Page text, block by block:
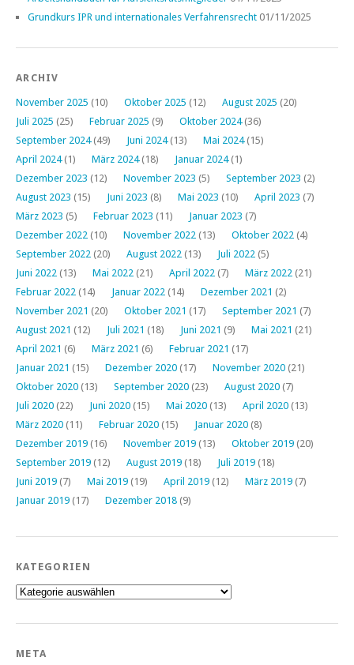
Grundkurs IPR und internationales Verfahrensrecht 01/11/2025
ARCHIV
November 2025 (10) Oktober 2025 (12) August 2025 (20)
Juli 2025 (25) Februar 2025 (9) Oktober 2024(36)
September 2024(49) Juni 2024(13) Mai 2024(15)
April 2024(1) März 2024(18) Januar 2024(1)
Dezember 2023 (12) November 2023 (5) September 2023 (2)
August 2023 (15) Juni 2023 (8) Mai 2023 (10) April 2023 (7)
März 2023 (5) Februar 2023 (11) Januar 2023 (7)
Dezember 2022 (10) November 2022 (13) Oktober 2022 (4)
September 2022 (20) August 2022 (13) Juli 2022 (5)
Juni 2022 (13) Mai 2022 (21) April 2022 (7) März 2022 (21)
Februar 2022 (14) Januar 2022 (14) Dezember 2021 (2)
November 2021 (20) Oktober 2021 (17) September 2021 (7)
August 2021 (12) Juli 2021 (18) Juni 2021 (9) Mai 2021 (21)
April 2021 (6) März 2021 (6) Februar 2021 (17)
Januar 2021 (15) Dezember 2020 (17) November 2020 (21)
Oktober 2020 (13) September 2020 (23) August 2020 (7)
Juli 2020 (22) Juni 2020 (15) Mai 2020 (13) April 2020 (13)
März 2020 (11) Februar 2020 (15) Januar 2020 (8)
Dezember 2019 (16) November 2019 (13) Oktober 2019 (20)
September 2019 (12) August 2019 (18) Juli 2019 (18)
Juni 2019 (7) Mai 2019 (19) April 2019 (12) März 2019 (7)
Januar 2019 (17) Dezember 2018 (9)
KATEGORIEN
Kategorien
META